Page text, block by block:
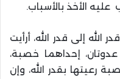
عليه الأخذ بالأسباب.
إلى قدر الله، أرأيت
إحداهما خصبة،
رعيتها بقدر الله، وإن